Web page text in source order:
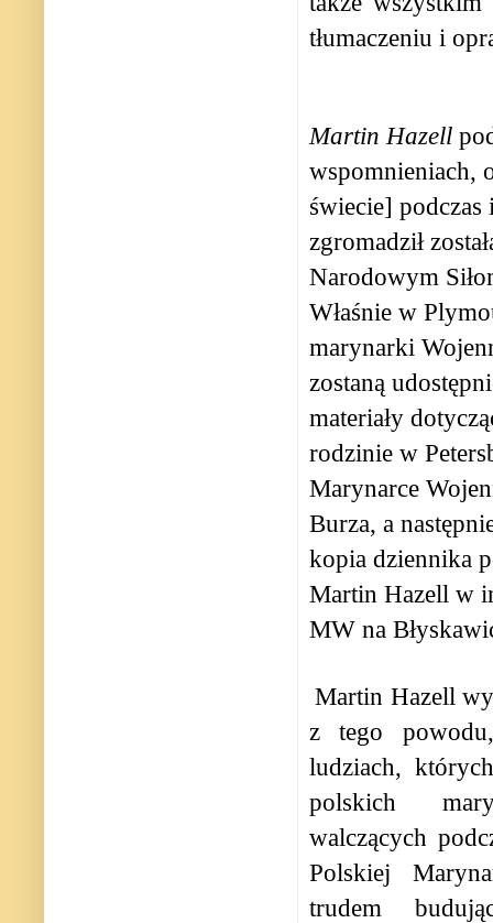
tłumaczeniu i
Martin Hazell
wspomnieniach,
świecie] podczas
zgromadził
Narodowym
Właśnie w
marynarki
zostaną
materiały
rodzinie w
Marynarce
Burza, a
kopia dziennika
Martin Hazell w
MW na
Martin Hazell
z tego
ludziach,
polskich
walczących
Polskiej
trudem